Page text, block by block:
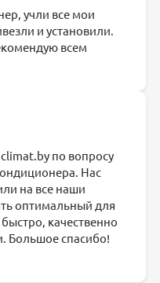
учли все мои
и установили.
всем
по вопросу
Нас
на все наши
оптимальный для
качественно
Большое спасибо!